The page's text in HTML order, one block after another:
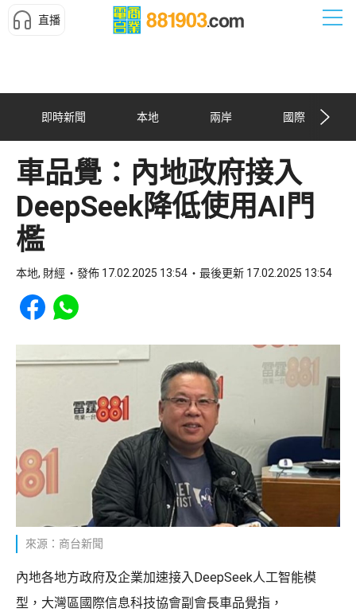
直播
即時新聞 本地 兩岸 國際
車品覺：內地政府接入
DeepSeek降低使用AI門
檻
本地, 財經 發佈 17.02.2025 13:54 最後更新 17.02.2025 13:54
Share to Facebook
Share to WhatsApp
來源：商台新聞
內地各地方政府及企業加速接入DeepSeek人工智能模
型，大灣區國際信息科技協會副會長車品覺指，